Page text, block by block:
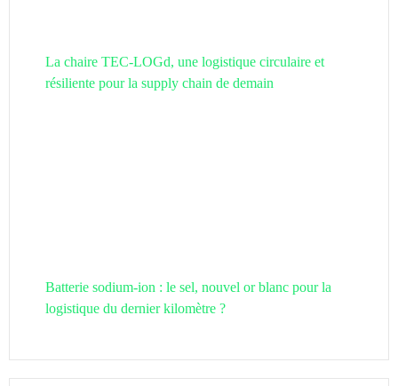
La chaire TEC-LOGd, une logistique circulaire et
résiliente pour la supply chain de demain
Batterie sodium-ion : le sel, nouvel or blanc pour la
logistique du dernier kilomètre ?